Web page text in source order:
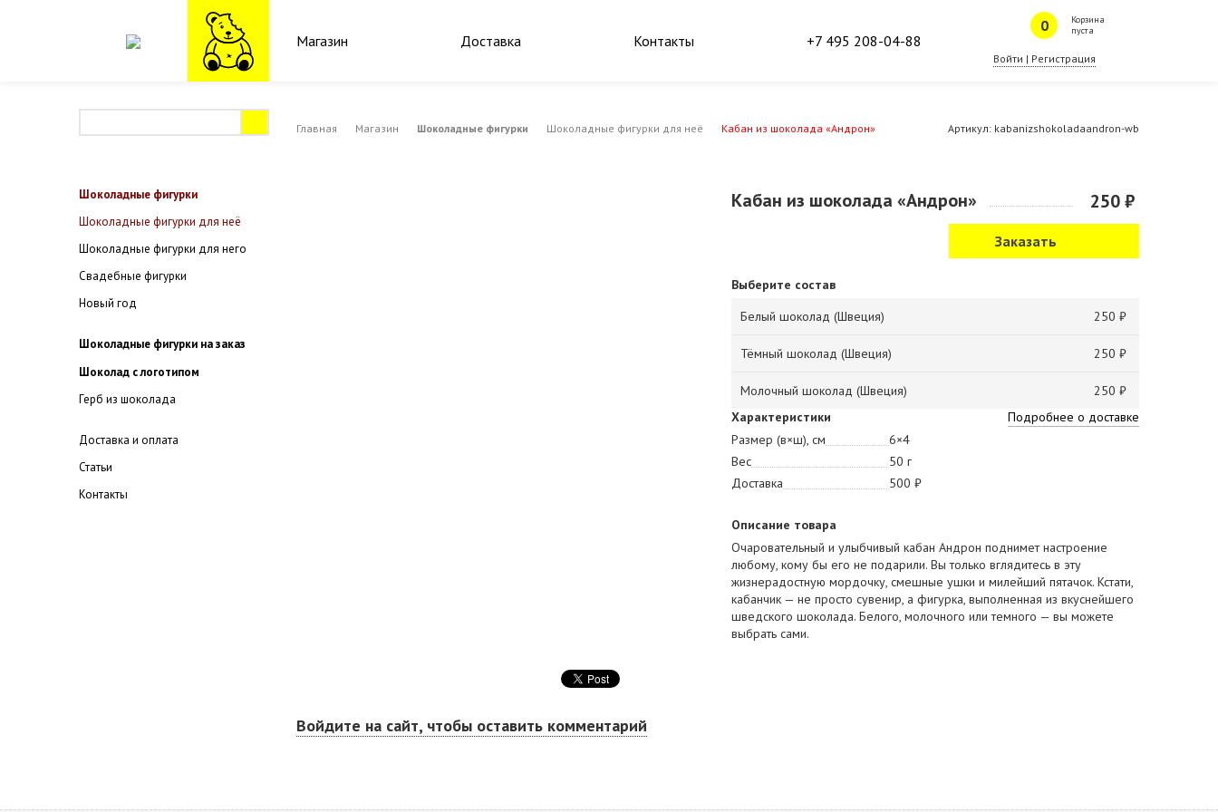
Магазин Доставка Контакты +7 495 208-04-88
Корзина
пуста
Войти | Регистрация
Главная Магазин Шоколадные фигурки Шоколадные фигурки для неё Кабан из шоколада «Андрон» Артикул: kabanizshokoladaandron-wb
Шоколадные фигурки
Шоколадные фигурки для неё
Шоколадные фигурки для него
Свадебные фигурки
Новый год
Шоколадные фигурки на заказ
Шоколад с логотипом
Герб из шоколада
Доставка и оплата
Статьи
Контакты
Кабан из шоколада «Андрон» 250 ₽
Выберите состав
Белый шоколад (Швеция)
250 ₽
Тёмный шоколад (Швеция) 250 ₽
Молочный шоколад (Швеция)
250 ₽
Характеристики
Подробнее о доставке
Размер (в×ш), см
6×4
Вес
50 г
Доставка
500 ₽
Описание товара
Очаровательный и улыбчивый кабан Андрон поднимет настроение
любому, кому бы его не подарили. Вы только вглядитесь в эту
жизнерадостную мордочку, смешные ушки и милейший пятачок. Кстати,
кабанчик — не просто сувенир, а фигурка, выполненная из вкуснейшего
шведского шоколада. Белого, молочного или темного — вы можете
выбрать сами.
Войдите на сайт, чтобы оставить комментарий